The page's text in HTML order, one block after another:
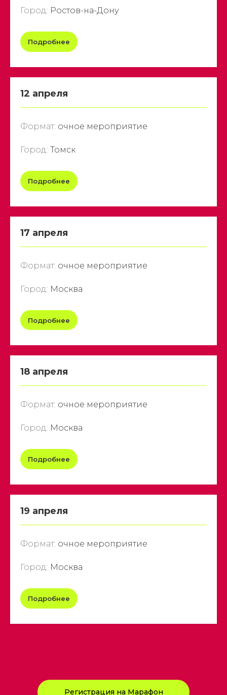
Город: Ростов-на-Дону
Подробнее
12 апреля
Формат: очное мероприятие
Город: Томск
Подробнее
17 апреля
Формат: очное мероприятие
Город: Москва
Подробнее
18 апреля
Формат: очное мероприятие
Город: Москва
Подробнее
19 апреля
Формат: очное мероприятие
Город: Москва
Подробнее
Регистрация на Марафон